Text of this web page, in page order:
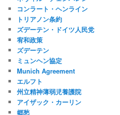
コンラート・ヘンライン
トリアノン条約
ズデーテン・ドイツ人民党
宥和政策
ズデーテン
ミュンヘン協定
Munich Agreement
エルフト
州立精神薄弱児養護院
アイザック・カーリン
郷愁